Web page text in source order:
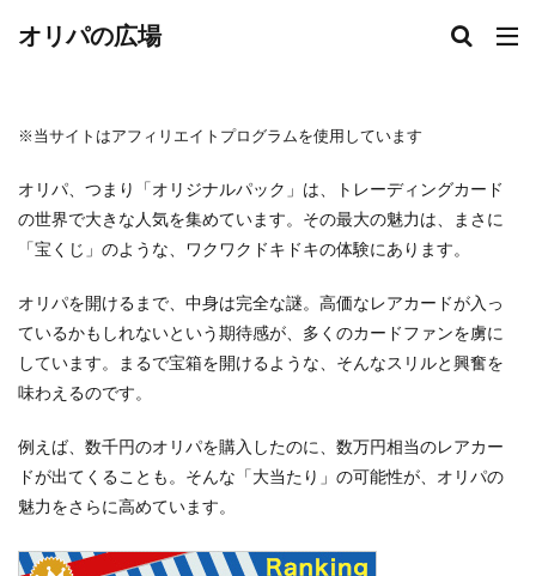
オリパの広場
※当サイトはアフィリエイトプログラムを使用しています
オリパ、つまり「オリジナルパック」は、トレーディングカード
の世界で大きな人気を集めています。その最大の魅力は、まさに
「宝くじ」のような、ワクワクドキドキの体験にあります。
オリパを開けるまで、中身は完全な謎。高価なレアカードが入っ
ているかもしれないという期待感が、多くのカードファンを虜に
しています。まるで宝箱を開けるような、そんなスリルと興奮を
味わえるのです。
例えば、数千円のオリパを購入したのに、数万円相当のレアカー
ドが出てくることも。そんな「大当たり」の可能性が、オリパの
魅力をさらに高めています。